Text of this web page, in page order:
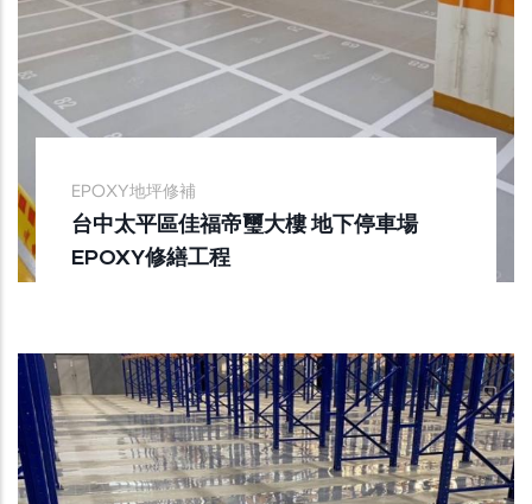
EPOXY地坪修補
台中太平區佳福帝璽大樓 地下停車場
EPOXY修繕工程